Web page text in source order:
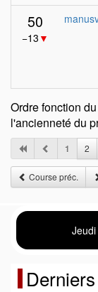
50
−13 ▼
Ordre fonction
l'ancienneté du
1 2
Course préc.